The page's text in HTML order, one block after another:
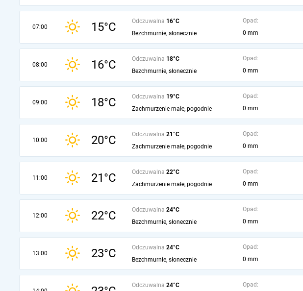
07:00 15°C Odczuwalna 16°C
Bezchmurnie, słonecznie
Opad:
0 mm
08:00 16°C Odczuwalna 18°C
Bezchmurnie, słonecznie
Opad:
0 mm
09:00 18°C Odczuwalna 19°C
Zachmurzenie małe, pogodnie
Opad:
0 mm
10:00 20°C Odczuwalna 21°C
Zachmurzenie małe, pogodnie
Opad:
0 mm
11:00 21°C Odczuwalna 22°C
Zachmurzenie małe, pogodnie
Opad:
0 mm
12:00 22°C Odczuwalna 24°C
Bezchmurnie, słonecznie
Opad:
0 mm
13:00 23°C Odczuwalna 24°C
Bezchmurnie, słonecznie
Opad:
0 mm
Odczuwalna 24°C
Opad: